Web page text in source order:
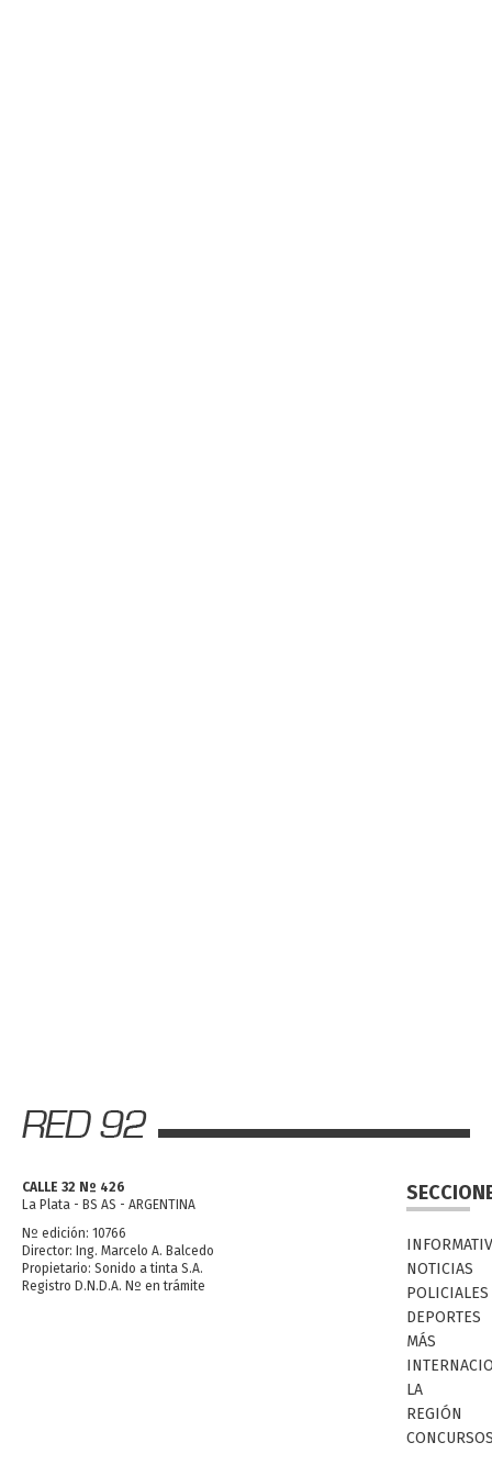
CALLE 32 Nº 426
La Plata - BS AS - ARGENTINA
Nº edición: 10766
Director: Ing. Marcelo A. Balcedo
Propietario: Sonido a tinta S.A.
Registro D.N.D.A. Nº en trámite
NOTICIAS
POLICIALES
DEPORTES
MÁS
LA
REGIÓN